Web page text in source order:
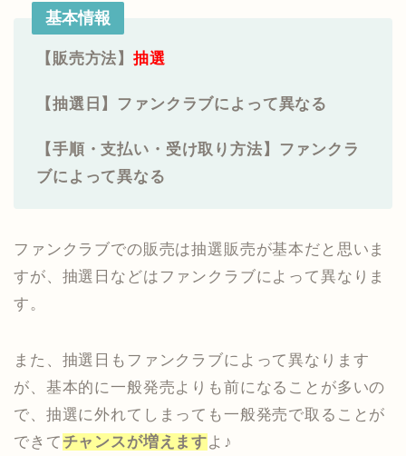
基本情報
【販売方法】抽選
【抽選日】ファンクラブによって異なる
【手順・支払い・受け取り方法】ファンクラ
ブによって異なる
ファンクラブでの販売は抽選販売が基本だと思いま
すが、抽選日などはファンクラブによって異なりま
す。
また、抽選日もファンクラブによって異なります
が、基本的に一般発売よりも前になることが多いの
で、抽選に外れてしまっても一般発売で取ることが
できて チャンスが増えますよ♪